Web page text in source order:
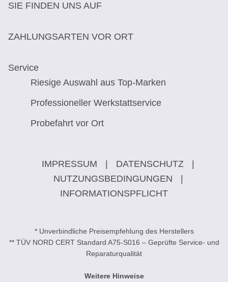
SIE FINDEN UNS AUF
ZAHLUNGSARTEN VOR ORT
Service
Riesige Auswahl aus Top-Marken
Professioneller Werkstattservice
Probefahrt vor Ort
IMPRESSUM DATENSCHUTZ
NUTZUNGSBEDINGUNGEN
INFORMATIONSPFLICHT
* Unverbindliche Preisempfehlung des Herstellers
** TÜV NORD CERT Standard A75-S016 – Geprüfte Service- und
Reparaturqualität
Weitere Hinweise